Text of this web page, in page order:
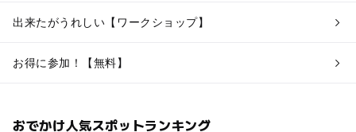
出来たがうれしい【ワークショップ】
お得に参加！【無料】
おでかけ人気スポットランキング